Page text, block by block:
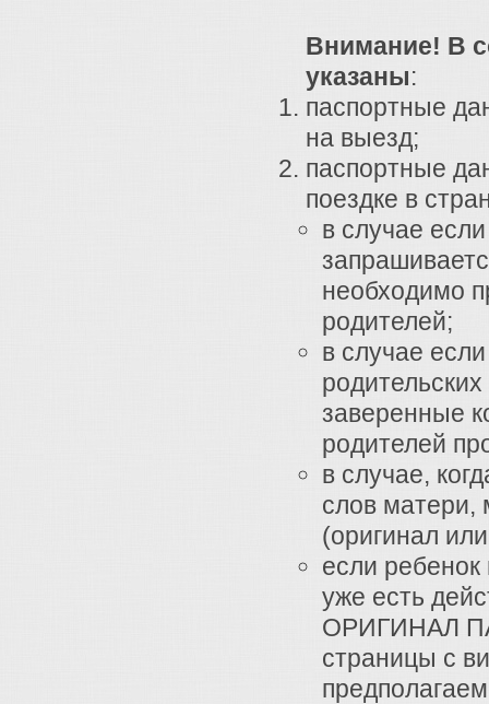
Внимание! В
указаны:
паспортные
на выезд;
паспортные
поездке в
в случае
необходимо
родителей;
в случае
заверенные
родителей
в случае,
слов матери,
(оригинал
если
уже есть
ОРИГИНАЛ
страницы с